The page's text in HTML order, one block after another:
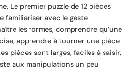
Le premier puzzle de 12 pièces
familiariser avec le geste
les formes, comprendre qu’une
apprendre à tourner une pièce
pièces sont larges, faciles à saisir,
aux manipulations un peu